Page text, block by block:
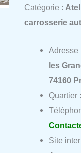
Catégorie :
carrosserie
Adresse
les
74160
Quartier :
Site